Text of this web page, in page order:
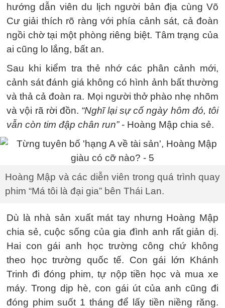
hướng dẫn viên du lịch người bản địa cùng Võ
Cư giải thích rõ ràng với phía cảnh sát, cả đoàn
ngồi chờ tại một phòng riêng biệt. Tâm trạng của
ai cũng lo lắng, bất an.
Sau khi kiểm tra thẻ nhớ các phân cảnh mới,
cảnh sát đánh giá không có hình ảnh bất thường
và thả cả đoàn ra. Mọi người thở phào nhẹ nhõm
và vội rã rời đồn. “Nghĩ lại sự cố ngày hôm đó, tôi
vẫn còn tim đập chân run”- Hoàng Mập chia sẻ.
Hoàng Mập và các diễn viên trong quá trình quay
phim “Má tôi là đại gia” bên Thái Lan.
Dù là nhà sản xuất mát tay nhưng Hoàng Mập
chia sẻ, cuộc sống của gia đình anh rất giản dị.
Hai con gái anh học trường công chứ không
theo học trường quốc tế. Con gái lớn Khánh
Trinh đi đóng phim, tự nộp tiền học và mua xe
máy. Trong dịp hè, con gái út của anh cũng đi
đóng phim suốt 1 tháng để lấy tiền niềng răng.